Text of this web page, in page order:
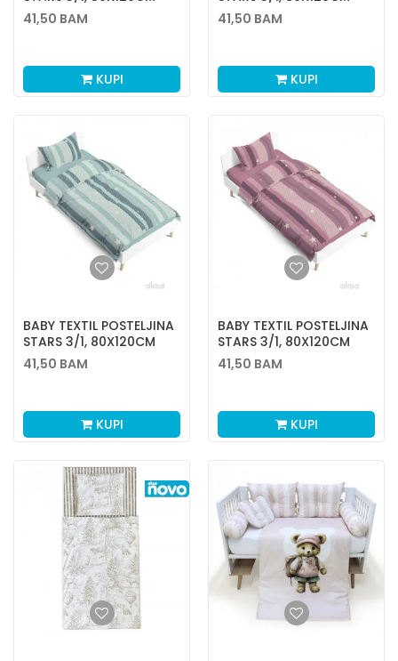
41,50 BAM
KUPI
41,50 BAM
KUPI
BABY TEXTIL POSTELJINA
STARS 3/1, 80X120CM
41,50 BAM
KUPI
BABY TEXTIL POSTELJINA
STARS 3/1, 80X120CM
41,50 BAM
KUPI